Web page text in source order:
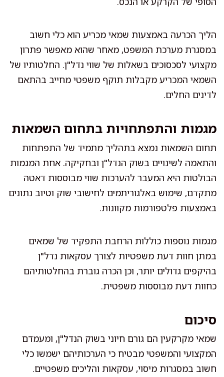
הליך הכרעה באמצעות שמאי מכריע הוא כלי חשוב
במסגרת מערכת המשפט, מאחר שהוא מאפשר פתרון
מקצועי לסכסוכים בשאלות של שווי נדל"ן. החלטותיו של
השמאי המכריע מקבלות תוקף משפטי מחייב בהתאם
לדינים החלים.
מגמות והתפתחויות בתחום השמאות
תחום השמאות נמצא בתהליך מתמיד של התפתחות
והתאמה לשינויים בשוק הנדל"ן ובחקיקה. אחת המגמות
הבולטות היא המעבר להערכות שווי מבוססות דאטה
מתקדם, שימוש באלגוריתמים לחישובי שוק וטיוב נתונים
באמצעות פלטפורמות מקוונות.
מגמות נוספות כוללות הרחבת התפקיד של שמאים
במתן חוות דעת משפטיות לצורך עסקאות נדל"ן
בהיקפים גדולים יותר, וכן הכרה גוברת בהחלטותיהם
כחוות דעת מבוססות משפטית.
סיכום
שמאי מקרקעין הם גורם חיוני בשוק הנדל"ן, ומעמדם
המקצועי והמשפטי מבטיח כי הערכותיהם ישמשו כלי
חשוב במסגרות מיסוי, עסקאות והליכים משפטיים.